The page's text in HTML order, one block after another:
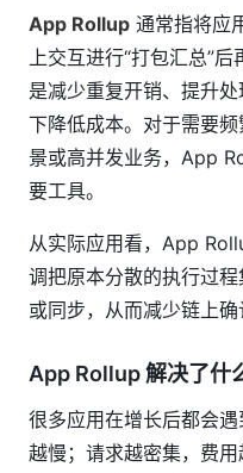
App Rollup 通常指将应
上交互进行“打包汇总”
是减少重复开销、提升
下降低成本。对于需要
景或高并发业务，App
要工具。
从实际应用看，App
调把原本分散的执行过
或同步，从而减少链上确
App Rollup 解决了什
很多应用在增长后都会
越慢；请求越密集，费